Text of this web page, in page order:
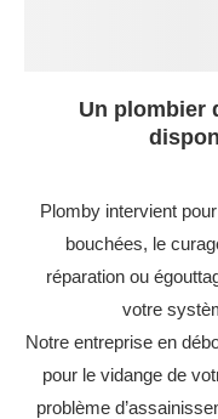
Un plombier
Plomby intervient
bouchées, le
réparation ou
votre
Notre entreprise en
pour le vidange de
problème